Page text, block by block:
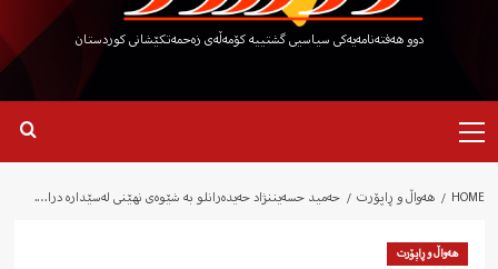
دوو هەفتەنامەیەکی سیاسیی گشتییە کۆمەڵەی زەحمەتکێشانی کوردستان
Menu
HOME هەواڵ و ڕاپۆرت حەمید حسەیننژاد حەیدەرانلو بە شێوەی نھێنی لەسێدارە درا….
هەواڵ و ڕاپۆرت